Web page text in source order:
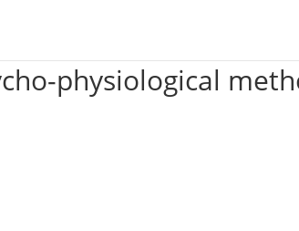
physiological